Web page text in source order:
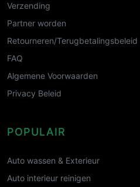
Verzending
Partner worden
Retourneren/Terugbetalingsbeleid
FAQ
Algemene Voorwaarden
Privacy Beleid
POPULAIR
Auto wassen & Exterieur
Auto interieur reinigen